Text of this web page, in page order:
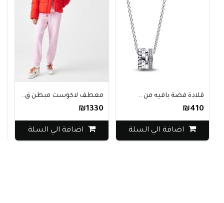
قلادة فضة بافيه من ..
₪410
اضافة الي السلة
معطف لاكوست مبطن ق..
₪1330
اضافة الي السلة